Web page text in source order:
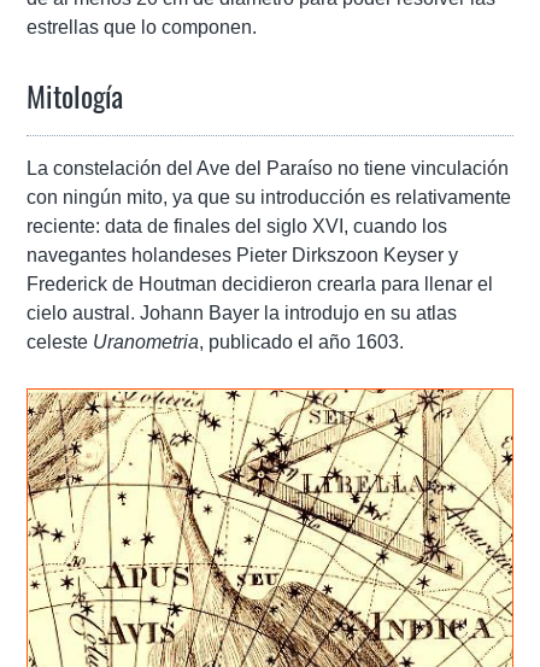
estrellas que lo componen.
Mitología
La constelación del Ave del Paraíso no tiene vinculación
con ningún mito, ya que su introducción es relativamente
reciente: data de finales del siglo XVI, cuando los
navegantes holandeses Pieter Dirkszoon Keyser y
Frederick de Houtman decidieron crearla para llenar el
cielo austral. Johann Bayer la introdujo en su atlas
celeste Uranometria, publicado el año 1603.